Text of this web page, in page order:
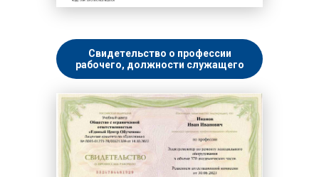
Свидетельство о профессии
рабочего, должности служащего